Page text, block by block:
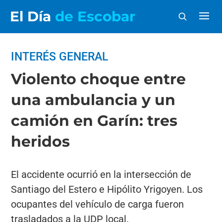
El Día de Escobar
INTERÉS GENERAL
Violento choque entre
una ambulancia y un
camión en Garín: tres
heridos
El accidente ocurrió en la intersección de
Santiago del Estero e Hipólito Yrigoyen. Los
ocupantes del vehículo de carga fueron
trasladados a la UDP local.